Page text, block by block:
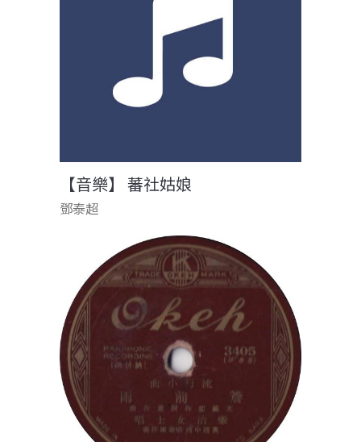
【音樂】 蕃社姑娘
鄧泰超